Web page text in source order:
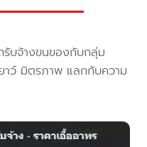
รับจ้างขนของกับกลุ่ม
าว์ มิตรภาพ แลกกับความ